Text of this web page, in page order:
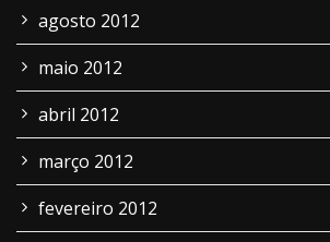
agosto 2012
maio 2012
abril 2012
março 2012
fevereiro 2012